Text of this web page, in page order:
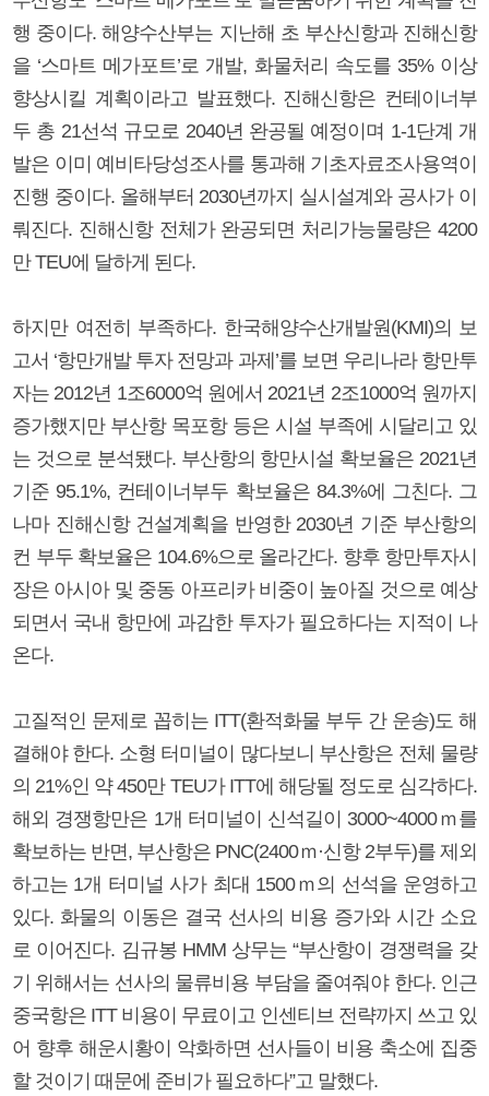
행 중이다. 해양수산부는 지난해 초 부산신항과 진해신항
을 ‘스마트 메가포트’로 개발, 화물처리 속도를 35% 이상
향상시킬 계획이라고 발표했다. 진해신항은 컨테이너부
두 총 21선석 규모로 2040년 완공될 예정이며 1-1단계 개
발은 이미 예비타당성조사를 통과해 기초자료조사용역이
진행 중이다. 올해부터 2030년까지 실시설계와 공사가 이
뤄진다. 진해신항 전체가 완공되면 처리가능물량은 4200
만 TEU에 달하게 된다.
하지만 여전히 부족하다. 한국해양수산개발원(KMI)의 보
고서 ‘항만개발 투자 전망과 과제’를 보면 우리나라 항만투
자는 2012년 1조6000억 원에서 2021년 2조1000억 원까지
증가했지만 부산항 목포항 등은 시설 부족에 시달리고 있
는 것으로 분석됐다. 부산항의 항만시설 확보율은 2021년
기준 95.1%, 컨테이너부두 확보율은 84.3%에 그친다. 그
나마 진해신항 건설계획을 반영한 2030년 기준 부산항의
컨 부두 확보율은 104.6%으로 올라간다. 향후 항만투자시
장은 아시아 및 중동 아프리카 비중이 높아질 것으로 예상
되면서 국내 항만에 과감한 투자가 필요하다는 지적이 나
온다.
고질적인 문제로 꼽히는 ITT(환적화물 부두 간 운송)도 해
결해야 한다. 소형 터미널이 많다보니 부산항은 전체 물량
의 21%인 약 450만 TEU가 ITT에 해당될 정도로 심각하다.
해외 경쟁항만은 1개 터미널이 신석길이 3000~4000ｍ를
확보하는 반면, 부산항은 PNC(2400ｍ·신항 2부두)를 제외
하고는 1개 터미널 사가 최대 1500ｍ의 선석을 운영하고
있다. 화물의 이동은 결국 선사의 비용 증가와 시간 소요
로 이어진다. 김규봉 HMM 상무는 “부산항이 경쟁력을 갖
기 위해서는 선사의 물류비용 부담을 줄여줘야 한다. 인근
중국항은 ITT 비용이 무료이고 인센티브 전략까지 쓰고 있
어 향후 해운시황이 악화하면 선사들이 비용 축소에 집중
할 것이기 때문에 준비가 필요하다”고 말했다.